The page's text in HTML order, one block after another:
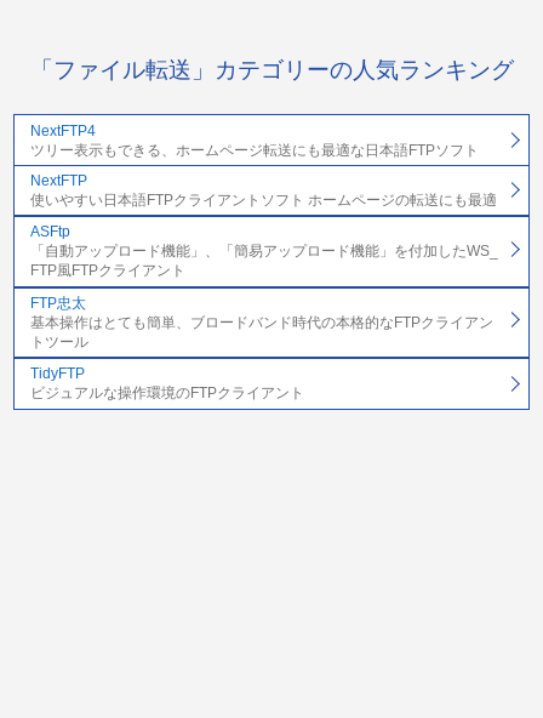
「ファイル転送」カテゴリーの人気ランキング
NextFTP4
ツリー表示もできる、ホームページ転送にも最適な日本語FTPソフト
NextFTP
使いやすい日本語FTPクライアントソフト ホームページの転送にも最適
ASFtp
「自動アップロード機能」、「簡易アップロード機能」を付加したWS_
FTP風FTPクライアント
FTP忠太
基本操作はとても簡単、ブロードバンド時代の本格的なFTPクライアン
トツール
TidyFTP
ビジュアルな操作環境のFTPクライアント